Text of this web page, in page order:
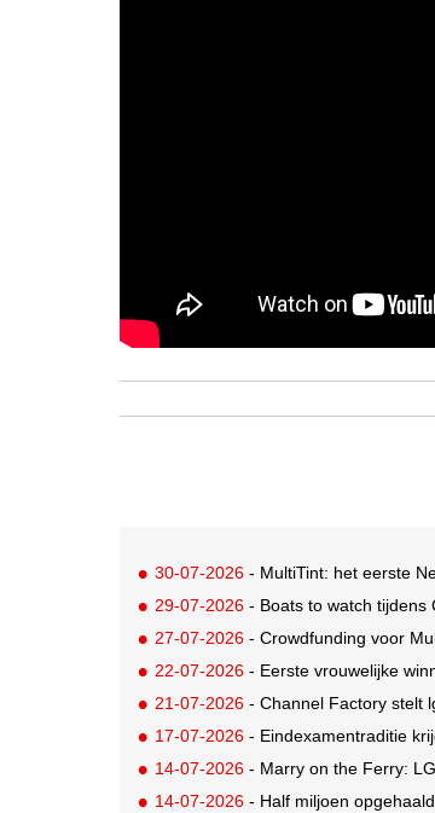
30-07-2026 - MultiTint: het eerste
29-07-2026 - Boats to watch tijdens
27-07-2026 - Crowdfunding voor
22-07-2026 - Eerste vrouwelijke
21-07-2026 - Channel Factory stelt
17-07-2026 - Eindexamentraditie
14-07-2026 - Marry on the Ferry: LGBTQ+-
14-07-2026 - Half miljoen